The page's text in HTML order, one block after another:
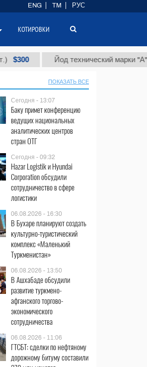
Йод технический марки "А" (т.)
ПОКАЗАТЬ ВСЕ
Сегодня - 13:07
Баку примет конференцию
ведущих национальных
аналитических центров
стран ОТГ
Сегодня - 09:32
Hazar Logistik и Hyundai
Corporation обсудили
сотрудничество в сфере
логистики
06.08.2026 - 16:30
В Бухаре планируют создать
культурно-туристический
комплекс «Маленький
Туркменистан»
06.08.2026 - 13:50
В Ашхабаде обсудили
развитие туркмено-
афганского торгово-
экономического
сотрудничества
06.08.2026 - 11:06
ГТСБТ: сделки по нефтяному
дорожному битуму составили
ENG TM РУС
КОТИРОВКИ